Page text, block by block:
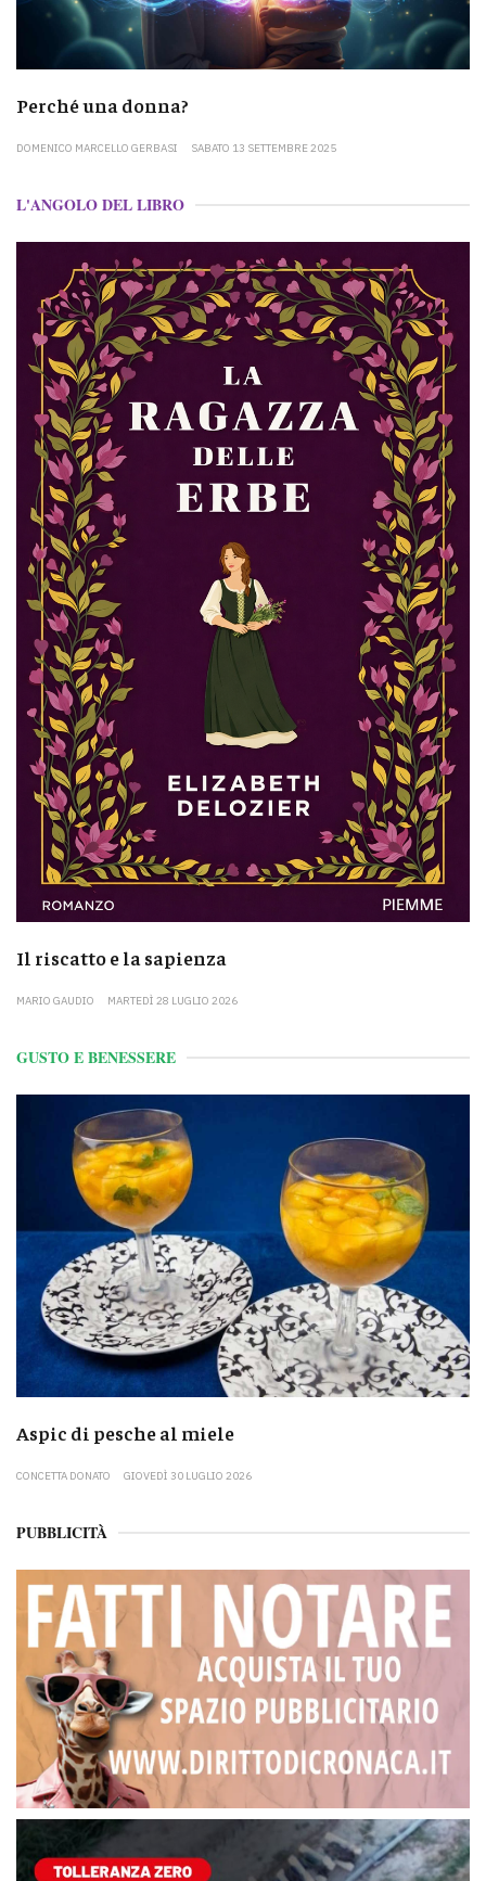
Perché una donna?
DOMENICO MARCELLO GERBASI SABATO 13 SETTEMBRE 2025
L'ANGOLO DEL LIBRO
Il riscatto e la sapienza
MARIO GAUDIO MARTEDÌ 28 LUGLIO 2026
GUSTO E BENESSERE
Aspic di pesche al miele
CONCETTA DONATO GIOVEDÌ 30 LUGLIO 2026
PUBBLICITÀ